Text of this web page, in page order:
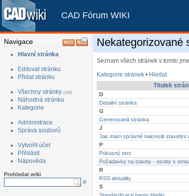
CAD Fórum WIKI
Navigace
Hlavní stránka
Editovat stránku
Přidat stránku
Všechny stránky (143)
Náhodná stránka
Kategorie
Administrace
Správa souborů
Vytvořit účet
Přihlásit
Nápověda
Prohledat wiki
»
Nekategorizované
Seznam všech stránek v tomto
Kategorie stránek • Hledat
Titulek
D
Detailní stránka
G
Generovaná stránka
J
Jak mám správně nakreslit stavební
P
Pokusný text
Požadavky na stavby - osoby s
R
RSS aktuality
S